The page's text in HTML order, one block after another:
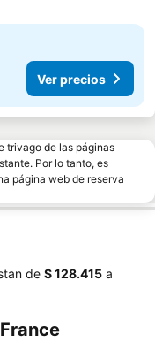
Ver precios
trivago de las páginas
Por lo tanto, es
página web de reserva
de ‎$ 128.415 a